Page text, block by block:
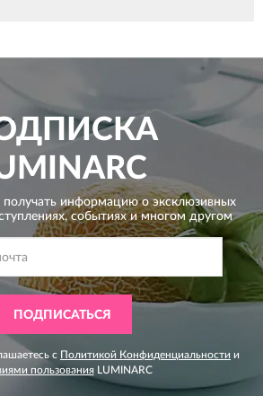
получать информацию о эксклюзивных
событиях и многом другом
ПОДПИСАТЬСЯ
с Политикой Конфиденциальности и
пользованияLUMINARC